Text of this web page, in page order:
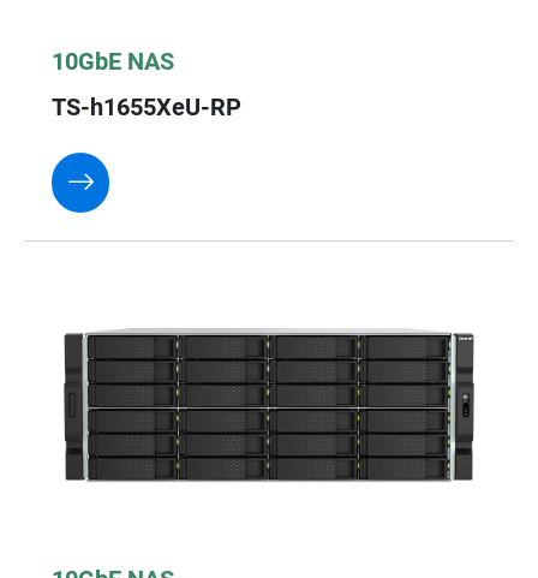
10GbE NAS
TS-h1655XeU-RP